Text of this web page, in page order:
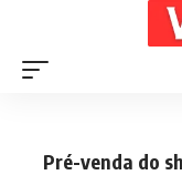
Pré-venda do